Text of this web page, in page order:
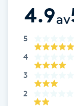
Fransförlängning
Fransförlängning
Fransk manikyr
4.9av
5
4
3
2